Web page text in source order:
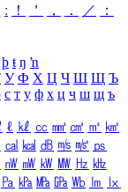
ː ！ ＇ ， ． ／
：
þ ŧ ŋ ŉ
У Ф Х Ц Ч Ш Щ Ъ
с т у ф х ц ч ш щ ъ
ℓ ㎘ ㏄ ㎣ ㎤ ㎥ ㎦
㎈ ㎉ ㏈ ㎧ ㎨ ㎰
㎻ ㎽ ㎾ ㎿ ㎐ ㎑
㎩ ㎪ ㎫ ㎬ ㏝ ㏐
㏓